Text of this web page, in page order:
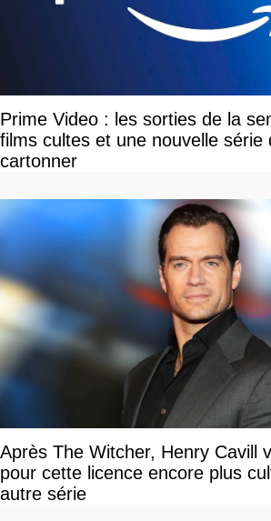
Prime Video : les sorties de la
films cultes et une nouvelle série
cartonner
Après The Witcher, Henry Cavill
pour cette licence encore plus
autre série